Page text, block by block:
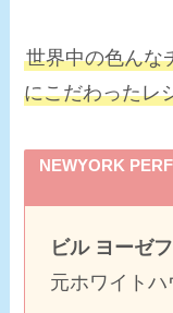
世界中の色んな
にこだわったレ
NEWYORK
ビル ヨーゼ
元ホワイトハ